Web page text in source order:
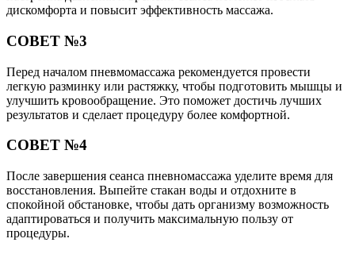
дискомфорта и повысит эффективность массажа.
СОВЕТ №3
Перед началом пневмомассажа рекомендуется провести
легкую разминку или растяжку, чтобы подготовить мышцы и
улучшить кровообращение. Это поможет достичь лучших
результатов и сделает процедуру более комфортной.
СОВЕТ №4
После завершения сеанса пневномассажа уделите время для
восстановления. Выпейте стакан воды и отдохните в
спокойной обстановке, чтобы дать организму возможность
адаптироваться и получить максимальную пользу от
процедуры.